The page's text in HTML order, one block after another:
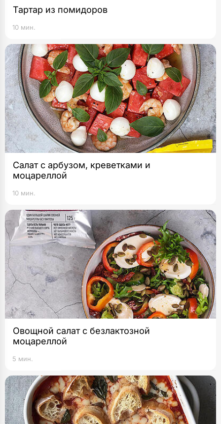
Тартар из помидоров
10 мин.
Салат с арбузом, креветками и
моцареллой
10 мин.
Овощной салат с безлактозной
моцареллой
5 мин.